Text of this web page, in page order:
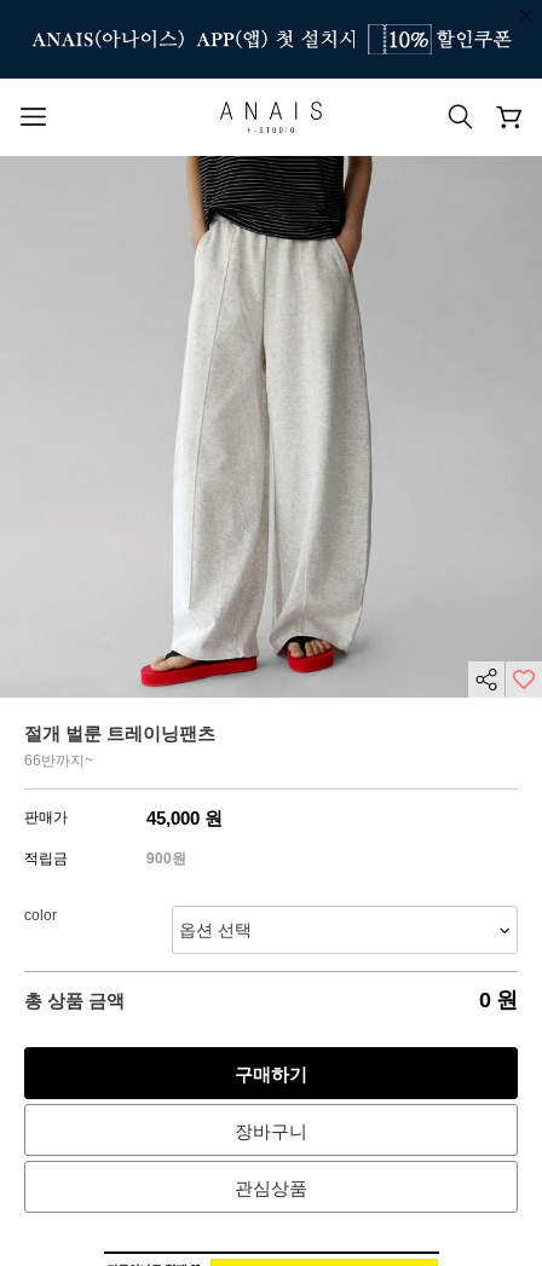
인기 검색어
#신상7%할인 #아나이스 제작
#당일발송 #BEST OF BEST
절개 벌룬 트레이닝팬츠
66반까지~
판매가 45,000 원
적립금 900원
color
총 상품 금액 0 원
구매하기
장바구니
관심상품